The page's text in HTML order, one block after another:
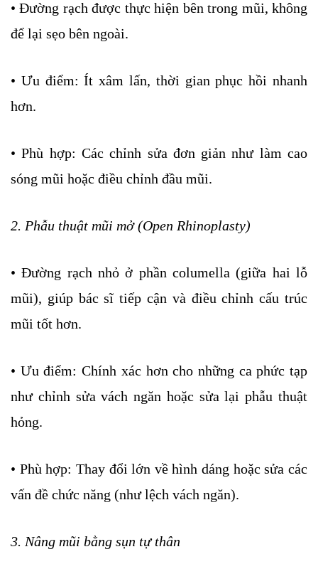
• Đường rạch được thực hiện bên trong mũi, không
để lại sẹo bên ngoài.
• Ưu điểm: Ít xâm lấn, thời gian phục hồi nhanh
hơn.
• Phù hợp: Các chỉnh sửa đơn giản như làm cao
sóng mũi hoặc điều chỉnh đầu mũi.
2. Phẫu thuật mũi mở (Open Rhinoplasty)
• Đường rạch nhỏ ở phần columella (giữa hai lỗ
mũi), giúp bác sĩ tiếp cận và điều chỉnh cấu trúc
mũi tốt hơn.
• Ưu điểm: Chính xác hơn cho những ca phức tạp
như chỉnh sửa vách ngăn hoặc sửa lại phẫu thuật
hỏng.
• Phù hợp: Thay đổi lớn về hình dáng hoặc sửa các
vấn đề chức năng (như lệch vách ngăn).
3. Nâng mũi bằng sụn tự thân